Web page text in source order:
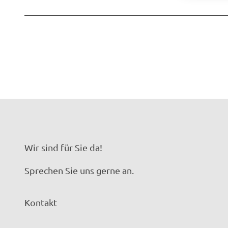
Wir sind für Sie da!
Sprechen Sie uns gerne an.
Kontakt